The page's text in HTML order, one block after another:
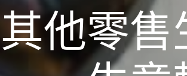
其他零售